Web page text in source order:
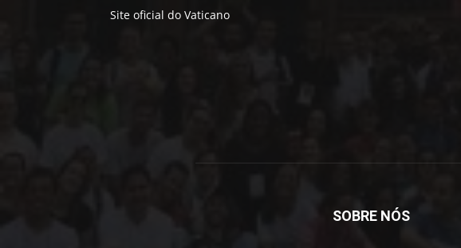
Site oficial do Vaticano
SOBRE NÓS